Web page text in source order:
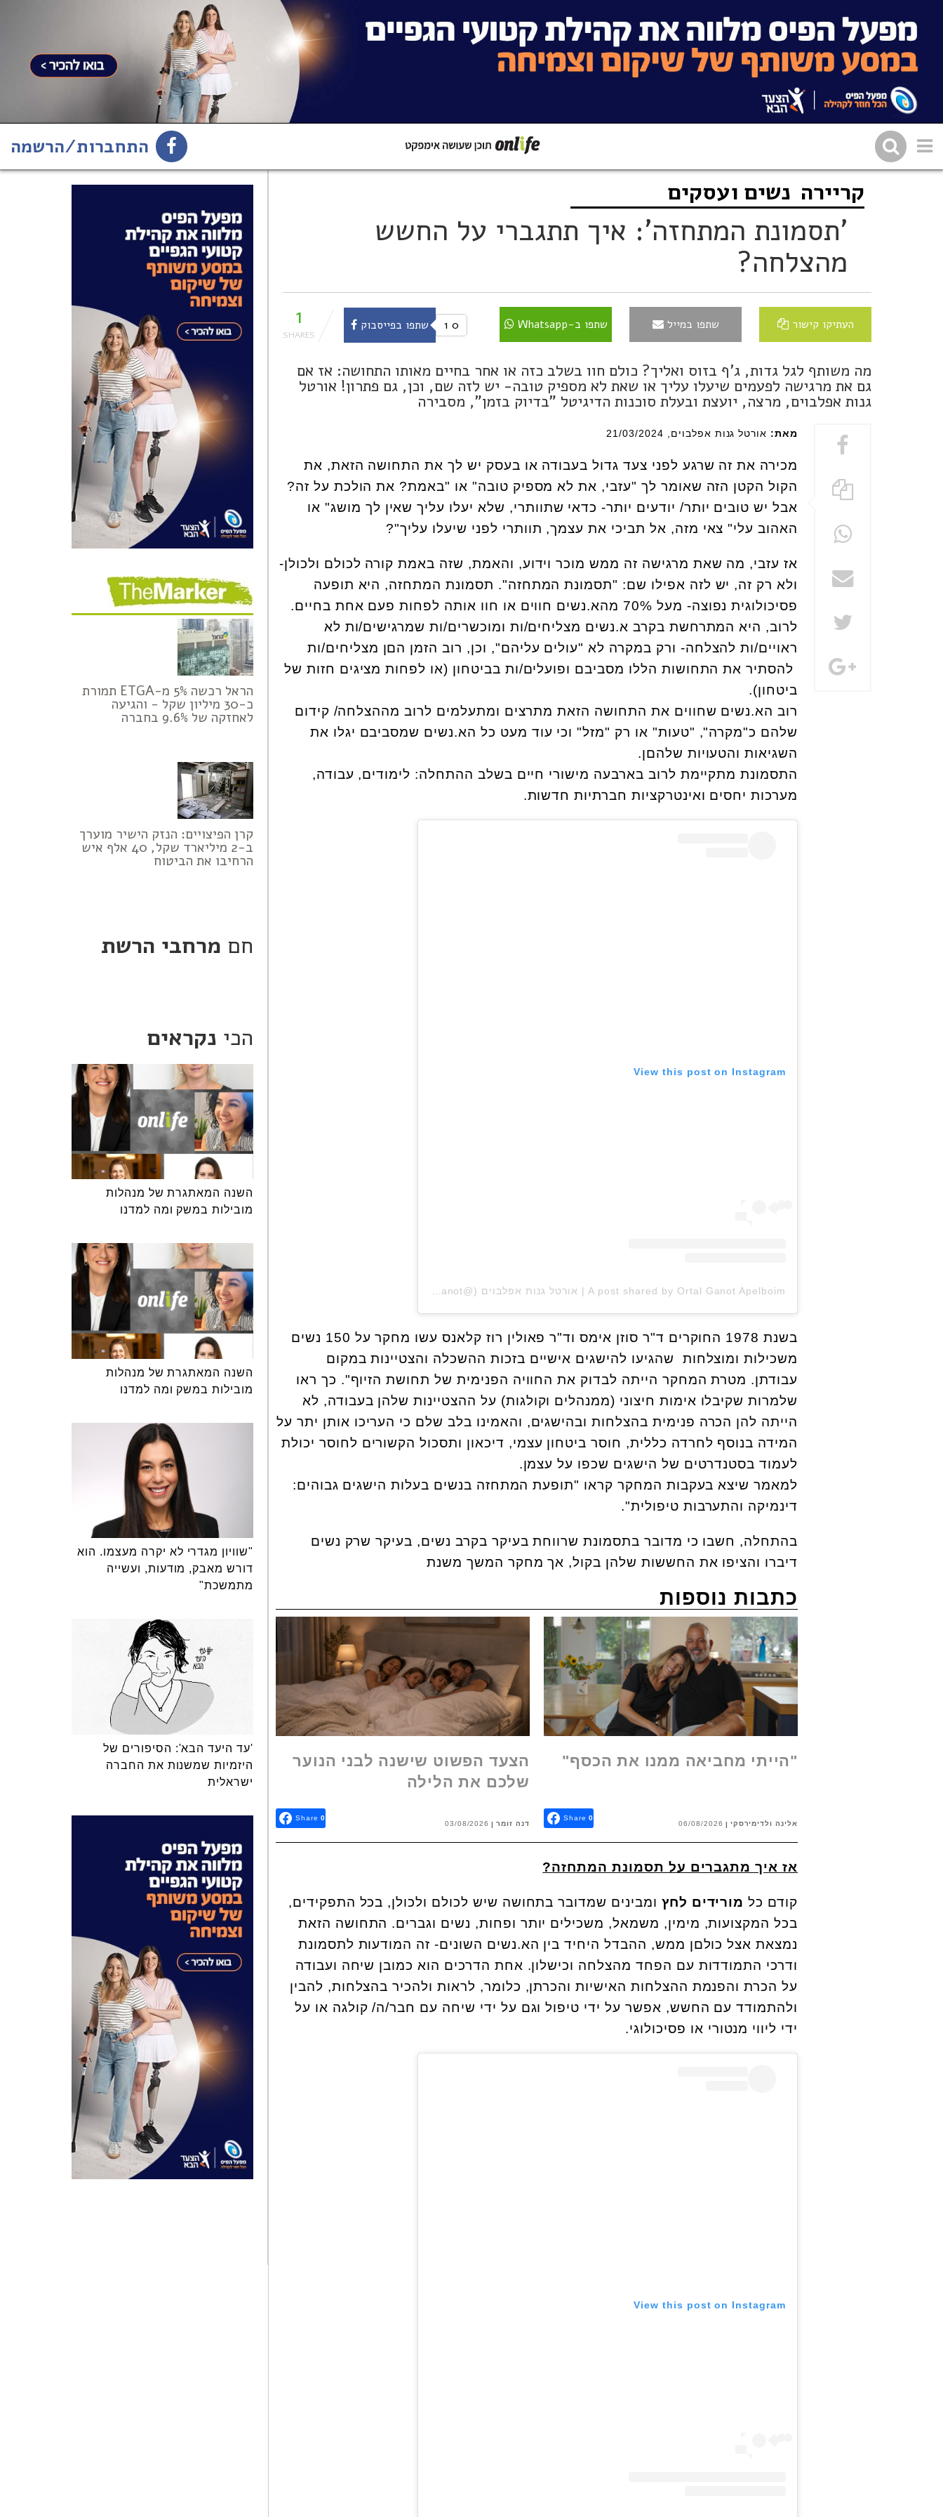
התחברות/הרשמה
שתפו בפייסבוק העתיקו קישור הירשמו לניוזלטר 1 קריירה נשים ועסקים
'תסמונת המתחזה': איך תתגברי על החשש
מהצלחה?
העתיקו קישור שתפו במייל שתפו ב-Whatsapp 0 שתפו בפייסבוק 1
מה משותף לגל גדות, ג'ף בזוס ואליך? כולם חוו בשלב כזה או אחר בחיים מאותו התחושה: אז אם
גם את מרגישה לפעמים שיעלו עליך או שאת לא מספיק טובה- יש לזה שם, וכן, גם פתרון! אורטל
גנות אפלבוים, מרצה, יועצת ובעלת סוכנות הדיגיטל "בדיוק בזמן", מסבירה
מאת: אורטל גנות אפלבוים , 21/03/2024
מכירה את זה שרגע לפני צעד גדול בעבודה או בעסק יש לך את התחושה הזאת, את
הקול הקטן הזה שאומר לך "עזבי, את לא מספיק טובה" או "באמת? את הולכת על זה?
אבל יש טובים יותר/ יודעים יותר- כדאי שתוותרי, שלא יעלו עליך שאין לך מושג" או
האהוב עלי" צאי מזה, אל תביכי את עצמך, תוותרי לפני שיעלו עליך"?
אז עזבי, מה שאת מרגישה זה ממש מוכר וידוע, והאמת, שזה באמת קורה לכולם ולכולן-
ולא רק זה, יש לזה אפילו שם: "תסמונת המתחזה". תסמונת המתחזה, היא תופעה
פסיכולוגית נפוצה- מעל 70% מהא.נשים חווים או חוו אותה לפחות פעם אחת בחיים.
לרוב, היא המתרחשת בקרב א.נשים מצליחים/ות ומוכשרים/ות שמרגישים/ות לא
ראויים/ות להצלחה- ורק במקרה לא "עולים עליהם", וכן, רוב הזמן הםן מצליחים/ות
להסתיר את התחושות הללו מסביבם ופועלים/ות בביטחון (או לפחות מציגים חזות של
ביטחון).
רוב הא.נשים שחווים את התחושה הזאת מתרצים ומתעלמים לרוב מההצלחה/ קידום
שלהם כ"מקרה", "טעות" או רק "מזל" וכי עוד מעט כל הא.נשים שמסביבם יגלו את
השגיאות והטעויות שלהםן.
התסמונת מתקיימת לרוב בארבעה מישורי חיים בשלב ההתחלה: לימודים, עבודה,
מערכות יחסים ואינטרקציות חברתיות חדשות.
View this post on Instagram
בשנת 1978 החוקרים ד"ר סוזן אימס וד"ר פאולין רוז קלאנס עשו מחקר על 150 נשים
משכילות ומוצלחות שהגיעו להישגים אישיים בזכות ההשכלה והצטיינות במקום
עבודתן. מטרת המחקר הייתה לבדוק את החוויה הפנימית של תחושת הזיוף". כך ראו
שלמרות שקיבלו אימות חיצוני (ממנהלים וקולגות) על ההצטיינות שלהן בעבודה, לא
הייתה להן הכרה פנימית בהצלחות ובהישגים, והאמינו בלב שלם כי העריכו אותן יתר על
המידה בנוסף לחרדה כללית, חוסר ביטחון עצמי, דיכאון ותסכול הקשורים לחוסר יכולת
לעמוד בסטנדרטים של הישגים שכפו על עצמן.
למאמר שיצא בעקבות המחקר קראו "תופעת המתחזה בנשים בעלות הישגים גבוהים:
דינמיקה והתערבות טיפולית".
בהתחלה, חשבו כי מדובר בתסמונת שרווחת בעיקר בקרב נשים, בעיקר שרק נשים
דיברו והציפו את החששות שלהן בקול, אך מחקר המשך משנת
כתבות נוספות
"הייתי מחביאה ממנו את הכסף"
אלינה ולדימירסקי 06/08/2026
Share 0
הצעד הפשוט שישנה לבני הנוער
שלכם את הלילה
דנה זומר 03/08/2026
Share 0
אז איך מתגברים על תסמונת המתחזה?
קודם כל מורידים לחץ ומבינים שמדובר בתחושה שיש לכולם ולכולן, בכל התפקידים,
בכל המקצועות, מימין, משמאל, משכילים יותר ופחות, נשים וגברים. התחושה הזאת
נמצאת אצל כולםן ממש, ההבדל היחיד בין הא.נשים השונים- זה המודעות לתסמונת
ודרכי התמודדות עם הפחד מהצלחה וכישלון. אחת הדרכים הוא כמובן שיחה ועבודה
על הכרת והפנמת ההצלחות האישיות והכרתן, כלומר, לראות ולהכיר בהצלחות, להבין
ולהתמודד עם החשש, אפשר על ידי טיפול וגם על ידי שיחה עם חבר/ה/ קולגה או על
ידי ליווי מנטורי או פסיכולוגי.
View this post on Instagram
הראל רכשה 5% מ-ETGA תמורת
כ-30 מיליון שקל - והגיעה
לאחזקה של 9.6% בחברה
קרן הפיצויים: הנזק הישיר מוערך
ב-2 מיליארד שקל, 40 אלף איש
הרחיבו את הביטוח
חם מרחבי הרשת
הכי נקראים
השנה המאתגרת של מנהלות
מובילות במשק ומה למדנו
השנה המאתגרת של מנהלות
מובילות במשק ומה למדנו
"שוויון מגדרי לא יקרה מעצמו. הוא
דורש מאבק, מודעות, ועשייה
מתמשכת"
'עד היעד הבא': הסיפורים של
היזמיות שמשנות את החברה
ישראלית